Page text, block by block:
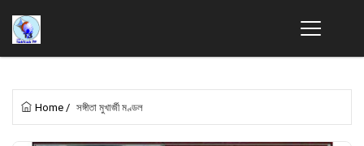
Home / সঙ্গীতা মুখার্জী মণ্ডল